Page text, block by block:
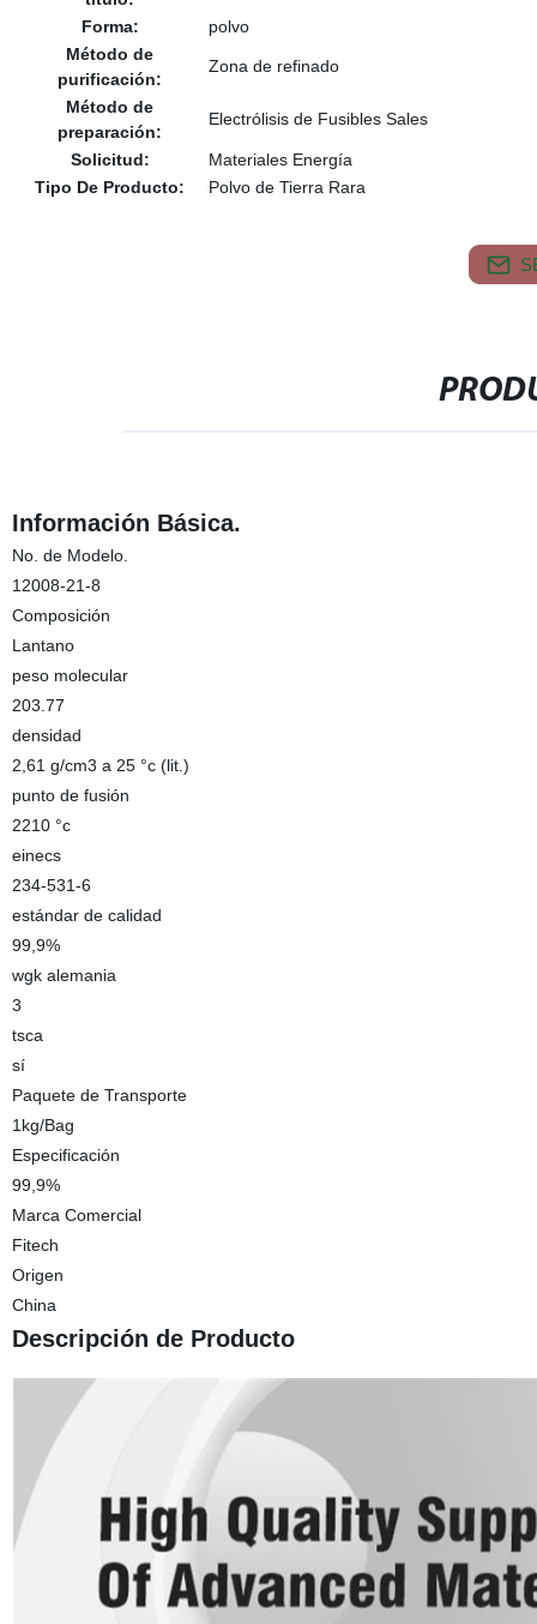
Forma:
polvo
Método de
purificación:
Zona de refinado
Método de
preparación:
Electrólisis de Fusibles Sales
Solicitud:
Materiales Energía
Tipo De Producto:
Polvo de Tierra Rara
Información Básica.
No. de Modelo.
12008-21-8
Composición
Lantano
peso molecular
203.77
densidad
2,61 g/cm3 a 25 °c (lit.)
punto de fusión
2210 °c
einecs
234-531-6
estándar de calidad
99,9%
wgk alemania
3
tsca
sí
Paquete de Transporte
1kg/Bag
Especificación
99,9%
Marca Comercial
Fitech
Origen
China
Descripción de Producto